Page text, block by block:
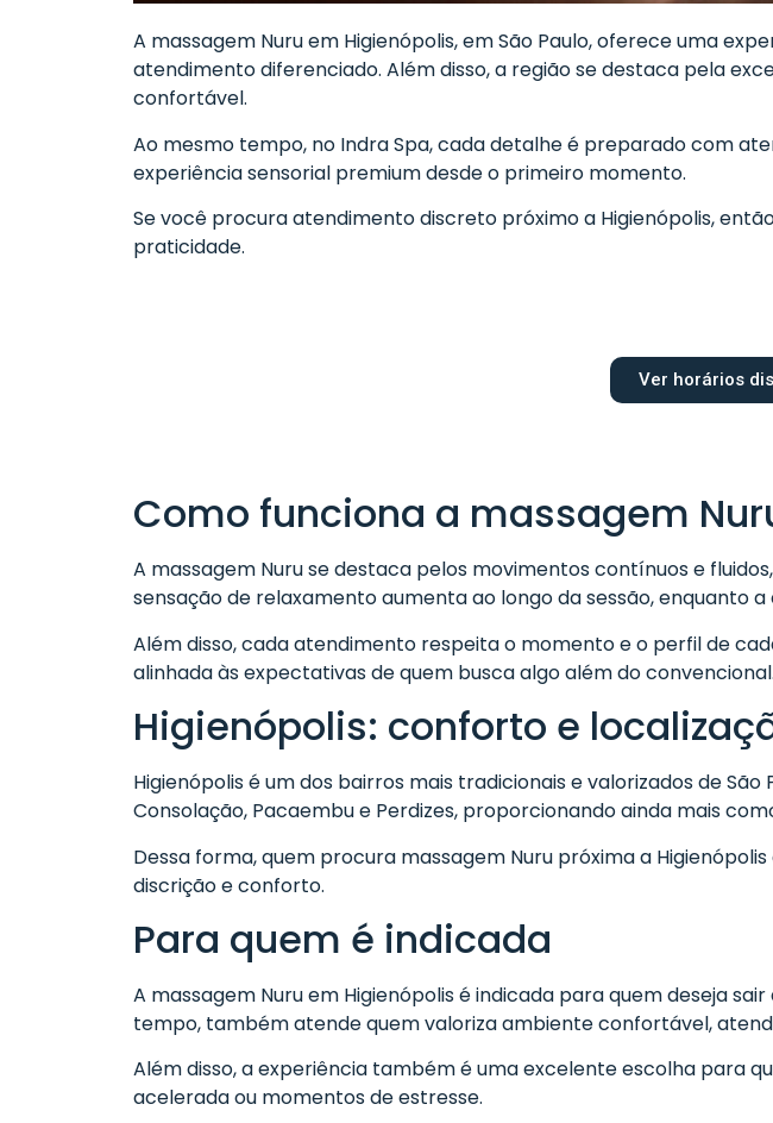
A massagem Nuru em Higienópolis, em São Paulo, oferece uma
atendimento diferenciado. Além disso, a região se destaca pela
confortável.
Ao mesmo tempo, no Indra Spa, cada detalhe é preparado com
experiência sensorial premium desde o primeiro momento.
Se você procura atendimento discreto próximo a Higienópolis,
praticidade.
Ver horários
Como funciona a massagem
A massagem Nuru se destaca pelos movimentos contínuos e
sensação de relaxamento aumenta ao longo da sessão, enquanto
Além disso, cada atendimento respeita o momento e o perfil de
alinhada às expectativas de quem busca algo além do convencional.
Higienópolis: conforto e
Higienópolis é um dos bairros mais tradicionais e valorizados de
Consolação, Pacaembu e Perdizes, proporcionando ainda mais
Dessa forma, quem procura massagem Nuru próxima a
discrição e conforto.
Para quem é indicada
A massagem Nuru em Higienópolis é indicada para quem deseja
tempo, também atende quem valoriza ambiente confortável,
Além disso, a experiência também é uma excelente escolha para
acelerada ou momentos de estresse.